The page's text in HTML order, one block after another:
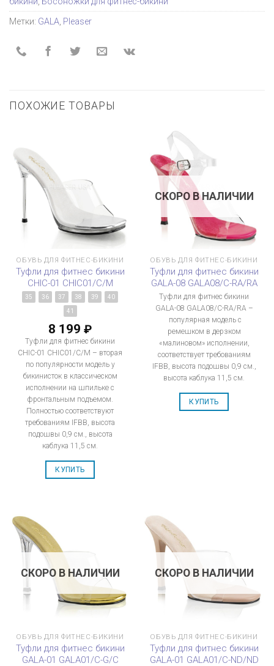
Метки: GALA, Pleaser
ПОХОЖИЕ ТОВАРЫ
ОБУВЬ ДЛЯ ФИТНЕС-БИКИНИ
Туфли для фитнес бикини
CHIC-01 CHIC01/C/M
35 36 37 38 39 40
41
8 199 ₽
Туфли для фитнес бикини
CHIC-01 CHIC01/C/M – вторая
по популярности модель у
бикинисток в классическом
исполнении на шпильке с
фронтальным подъемом.
Полностью соответствуют
требованиям IFBB, высота
подошвы 0,9 см., высота
каблука 11,5 см.
КУПИТЬ
СКОРО В НАЛИЧИИ
ОБУВЬ ДЛЯ ФИТНЕС-БИКИНИ
Туфли для фитнес бикини
GALA-08 GALA08/C-RA/RA
Туфли для фитнес бикини
GALA-08 GALA08/C-RA/RA –
популярная модель с
ремешком в дерзком
«малиновом» исполнении,
соответствует требованиям
IFBB, высота подошвы 0,9 см.,
высота каблука 11,5 см.
КУПИТЬ
СКОРО В НАЛИЧИИ
ОБУВЬ ДЛЯ ФИТНЕС-БИКИНИ
Туфли для фитнес бикини
GALA-01 GALA01/C-G/C
СКОРО В НАЛИЧИИ
ОБУВЬ ДЛЯ ФИТНЕС-БИКИНИ
Туфли для фитнес бикини
GALA-01 GALA01/C-ND/ND